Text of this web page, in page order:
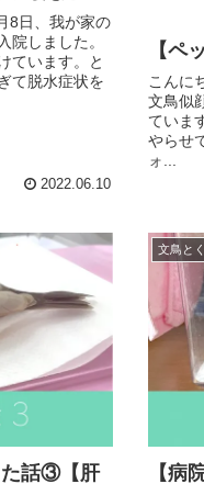
8日、我が家の
院しました。
ています。と
て脱水症状を
2022.06.10
【ペ
こんに
文鳥似
ていま
やらせ
ォ...
た話③【肝
文鳥と
【病